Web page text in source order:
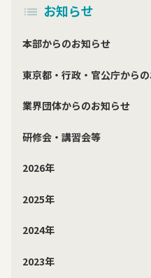
お知らせ
本部からのお知らせ
東京都・行政・官公庁から
業界団体からのお知らせ
研修会・講習会等
2026年
2025年
2024年
2023年